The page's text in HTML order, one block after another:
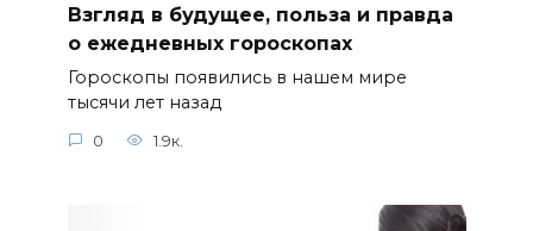
Взгляд в будущее, польза и правда
о ежедневных гороскопах
Гороскопы появились в нашем мире
тысячи лет назад
0 1.9к.